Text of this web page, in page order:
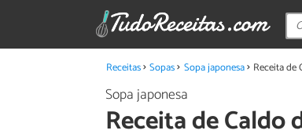
Receitas Sopas Sopa japonesa Receita de
Sopa japonesa
Receita de Caldo